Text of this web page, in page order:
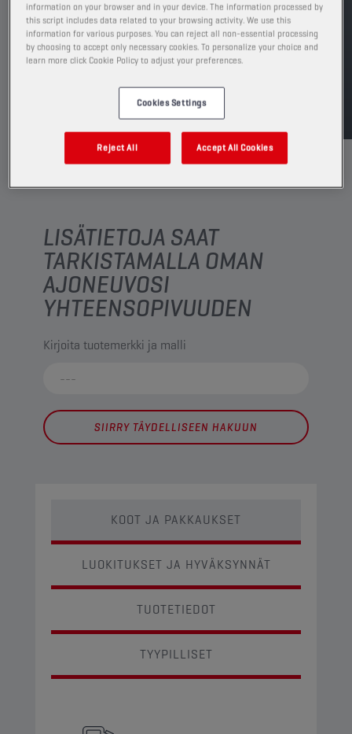
ETSI MYYNTIPISTE
TDS MSDS
LISÄTIETOJA SAAT
TARKISTAMALLA OMAN
AJONEUVOSI
YHTEENSOPIVUUDEN
Kirjoita tuotemerkki ja malli
SIIRRY TÄYDELLISEEN HAKUUN
KOOT JA PAKKAUKSET
LUOKITUKSET JA HYVÄKSYNNÄT
TUOTETIEDOT
TYYPILLISET
information on your browser and in your device. The information processed by
this script includes data related to your browsing activity. We use this
information for various purposes. You can reject all non-essential processing
by choosing to accept only necessary cookies. To personalize your choice and
learn more click Cookie Policy to adjust your preferences.
Cookies Settings
Reject All Accept All Cookies